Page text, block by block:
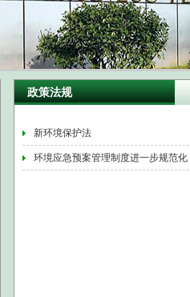
政策法规
新环境保护法
环境应急预案管理制度进一步规范化